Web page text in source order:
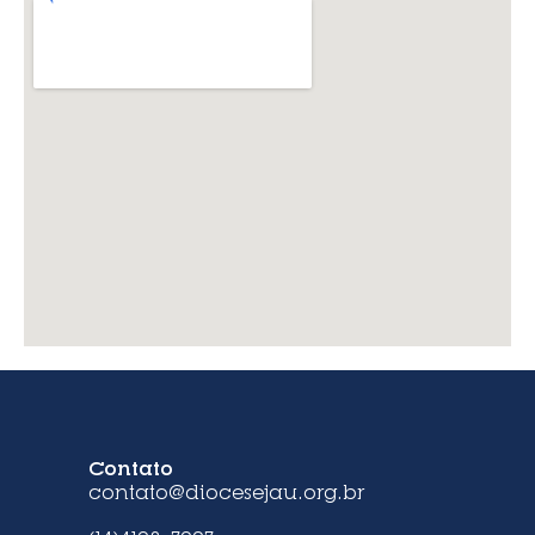
Contato
contato@diocesejau.org.br